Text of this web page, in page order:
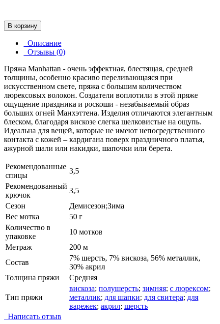
В корзину
Описание
Отзывы (0)
Пряжа Manhattan - очень эффектная, блестящая, средней
толщины, особенно красиво переливающаяся при
искусственном свете, пряжа с большим количеством
люрексовых волокон. Создатели воплотили в этой пряже
ощущение праздника и роскоши - незабываемый образ
больших огней Манхэттена. Изделия отличаются элегантным
блеском, благодаря вискозе слегка шелковистые на ощупь.
Идеальна для вещей, которые не имеют непосредственного
контакта с кожей – кардигана поверх праздничного платья,
ажурной шали или накидки, шапочки или берета.
Рекомендованные
спицы
3,5
Рекомендованный
крючок
3,5
Сезон
Демисезон;Зима
Вес мотка
50 г
Количество в
упаковке
10 мотков
Метраж
200 м
Состав
7% шерсть, 7% вискоза, 56% металлик,
30% акрил
Толщина пряжи
Средняя
Тип пряжи
вискоза; полушерсть; зимняя; с люрексом;
металлик; для шапки; для свитера; для
варежек; акрил; шерсть
Написать отзыв